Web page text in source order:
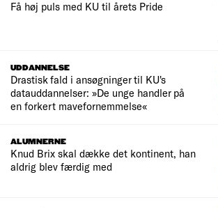
Få høj puls med KU til årets Pride
UDDANNELSE
Drastisk fald i ansøgninger til KU's
datauddannelser: »De unge handler på
en forkert mavefornemmelse«
ALUMNERNE
Knud Brix skal dække det kontinent, han
aldrig blev færdig med